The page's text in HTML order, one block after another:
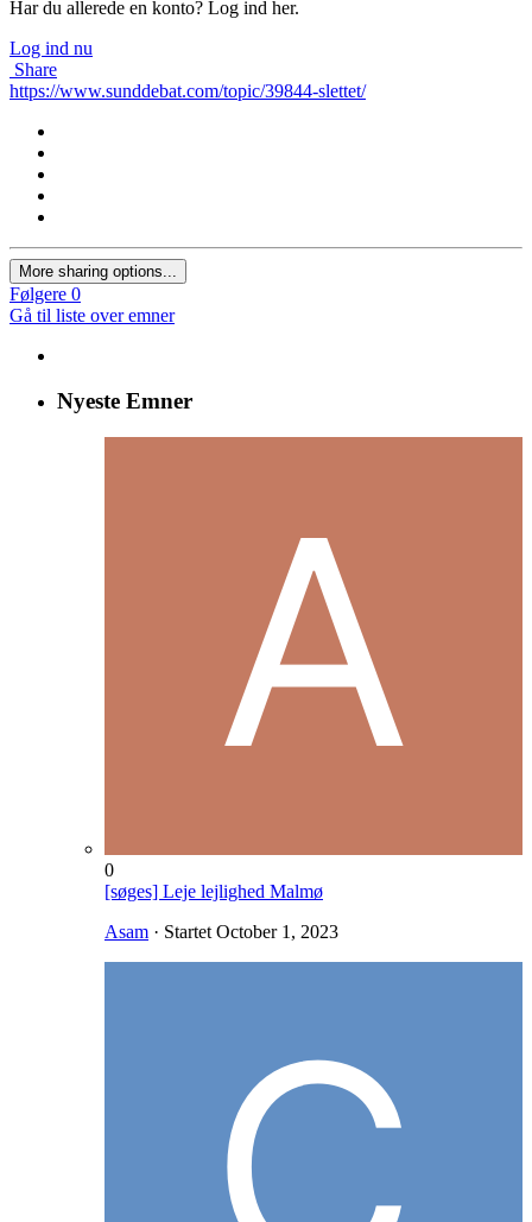
Har du allerede en konto? Log ind her.
Log ind nu
Share
https://www.sunddebat.com/topic/39844-slettet/
More sharing options...
Følgere 0
Gå til liste over emner
Nyeste Emner
0
[søges] Leje lejlighed Malmø
Asam · Startet October 1, 2023